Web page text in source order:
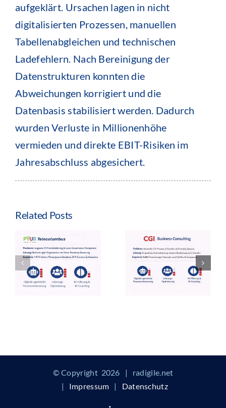
aufgeklärt. Ursachen lagen in nicht
digitalisierten Prozessen, manuellen
Tabellenabgleichen und technischen
Ladefehlern. Nach Bereinigung der
Datenstrukturen konnten die
Abweichungen korrigiert und die
Datenbasis stabilisiert werden. Dadurch
wurden Verluste in Millionenhöhe
vermieden und direkte EBIT-Risiken im
Jahresabschluss abgesichert.
Related Posts
© Copyright 2026 | radigile.net
| Impressum | Datenschutz